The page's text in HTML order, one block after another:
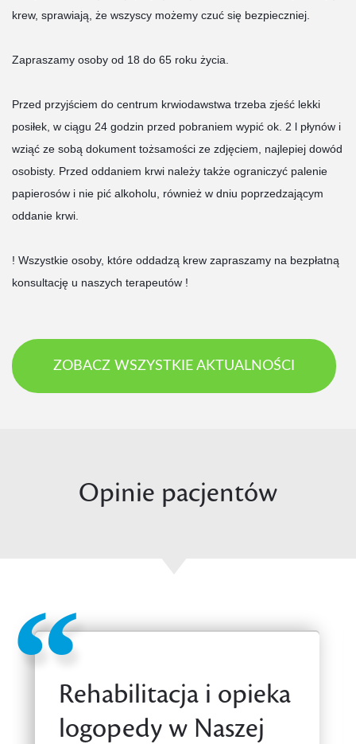
krew, sprawiają, że wszyscy możemy czuć się bezpieczniej.
Zapraszamy osoby od 18 do 65 roku życia.
Przed przyjściem do centrum krwiodawstwa trzeba zjeść lekki
posiłek, w ciągu 24 godzin przed pobraniem wypić ok. 2 l płynów i
wziąć ze sobą dokument tożsamości ze zdjęciem, najlepiej dowód
osobisty. Przed oddaniem krwi należy także ograniczyć palenie
papierosów i nie pić alkoholu, również w dniu poprzedzającym
oddanie krwi.
! Wszystkie osoby, które oddadzą krew zapraszamy na bezpłatną
konsultację u naszych terapeutów !
ZOBACZ WSZYSTKIE AKTUALNOŚCI
Opinie pacjentów
Rehabilitacja i opieka
logopedy w Naszej